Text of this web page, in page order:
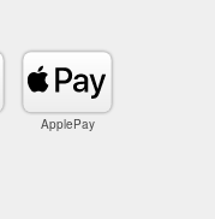
ApplePay